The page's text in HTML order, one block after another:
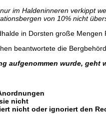
im Haldeninneren verkippt
von 10% nicht
in Dorsten große
beantwortete die
aufgenommen wurde,
nicht
nicht oder ignoriert den